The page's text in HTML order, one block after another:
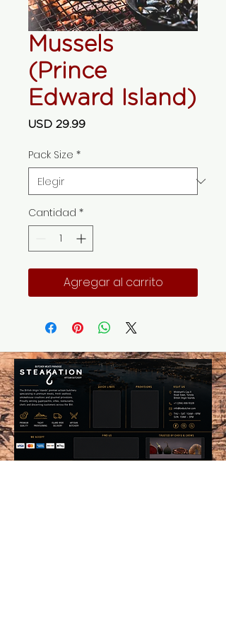
Mussels
(Prince
Edward Island)
USD 29.99Precio
Pack Size *
Cantidad *
Agregar al carrito